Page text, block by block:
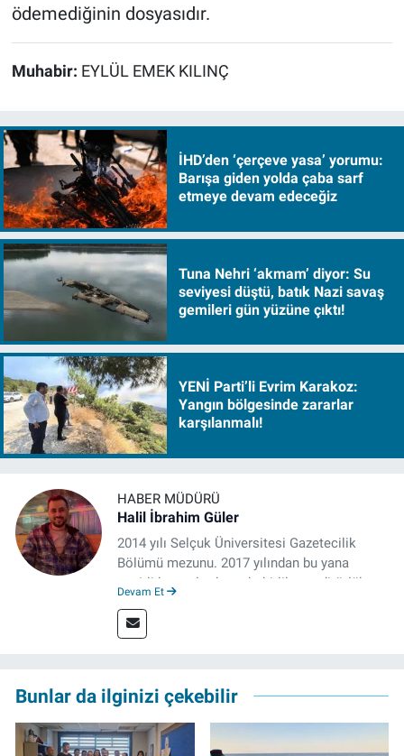
ödemediğinin dosyasıdır.
Muhabir: EYLÜL EMEK KILINÇ
İHD’den ‘çerçeve yasa’ yorumu:
Barışa giden yolda çaba sarf
etmeye devam edeceğiz
Tuna Nehri ‘akmam’ diyor: Su
seviyesi düştü, batık Nazi savaş
gemileri gün yüzüne çıktı!
YENİ Parti’li Evrim Karakoz:
Yangın bölgesinde zararlar
karşılanmalı!
HABER MÜDÜRÜ
Halil İbrahim Güler
2014 yılı Selçuk Üniversitesi Gazetecilik
Bölümü mezunu. 2017 yılından bu yana
çeşitli kurumlarda muhabirlik ve editörlük
müdürü olarak devam ediyor.
Devam Et
Bunlar da ilginizi çekebilir